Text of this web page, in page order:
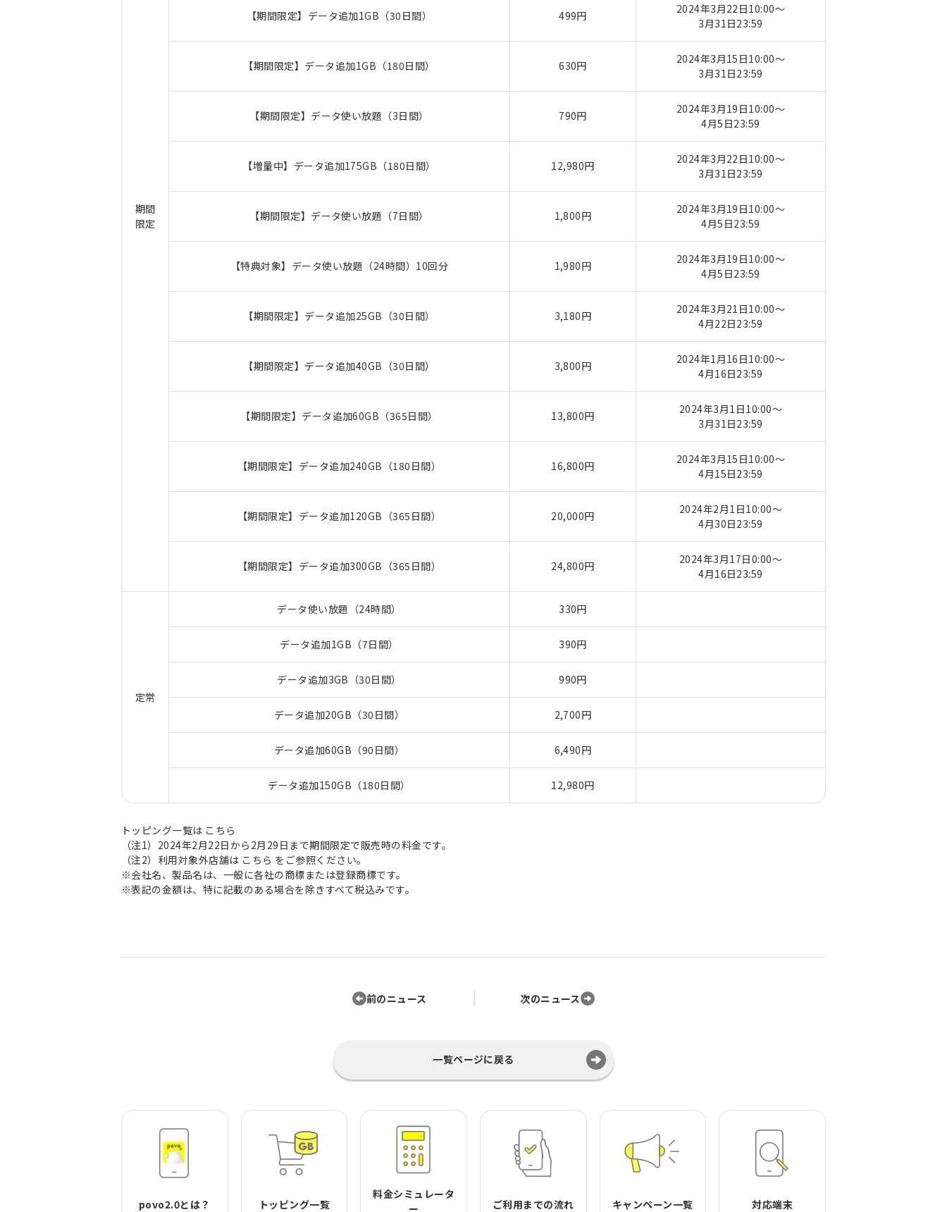
期間
限定
【期間限定】データ追加1GB（30日間） 499円
2024年3月22日10:00～
3月31日23:59
【期間限定】データ追加1GB（180日間） 630円
2024年3月15日10:00～
3月31日23:59
【期間限定】データ使い放題（3日間） 790円
2024年3月19日10:00～
4月5日23:59
【増量中】データ追加175GB（180日間） 12,980円
2024年3月22日10:00～
3月31日23:59
【期間限定】データ使い放題（7日間） 1,800円
2024年3月19日10:00～
4月5日23:59
【特典対象】データ使い放題（24時間）10回分 1,980円
2024年3月19日10:00～
4月5日23:59
【期間限定】データ追加25GB（30日間） 3,180円
2024年3月21日10:00～
4月22日23:59
【期間限定】データ追加40GB（30日間） 3,800円
2024年1月16日10:00～
4月16日23:59
【期間限定】データ追加60GB（365日間） 13,800円
2024年3月1日10:00～
3月31日23:59
【期間限定】データ追加240GB（180日間） 16,800円
2024年3月15日10:00～
4月15日23:59
【期間限定】データ追加120GB（365日間） 20,000円
2024年2月1日10:00～
4月30日23:59
【期間限定】データ追加300GB（365日間） 24,800円
2024年3月17日0:00～
4月16日23:59
定常
データ使い放題（24時間） 330円
データ追加1GB（7日間） 390円
データ追加3GB（30日間） 990円
データ追加20GB（30日間） 2,700円
データ追加60GB（90日間） 6,490円
データ追加150GB（180日間） 12,980円
トッピング一覧は こちら
（注1）2024年2月22日から2月29日まで期間限定で販売時の料金です。
（注2）利用対象外店舗は こちら をご参照ください。
※会社名、製品名は、一般に各社の商標または登録商標です。
※表記の金額は、特に記載のある場合を除きすべて税込みです。
前のニュース 次のニュース
一覧ページに戻る
povo2.0とは？ トッピング一覧
料金シミュレータ
ー
ご利用までの流れ キャンペーン一覧 対応端末